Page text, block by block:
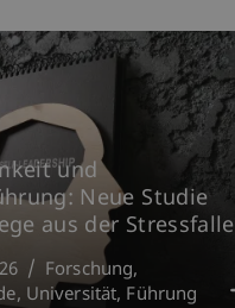
und
Neue Studie
aus der Stressfalle
Forschung
Universität Führung